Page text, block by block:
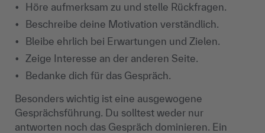
Höre aufmerksam zu und stelle Rückfragen.
Beschreibe deine Motivation verständlich.
Bleibe ehrlich bei Erwartungen und Zielen.
Zeige Interesse an der anderen Seite.
Bedanke dich für das Gespräch.
Besonders wichtig ist eine ausgewogene
Gesprächsführung. Du solltest weder nur
antworten noch das Gespräch dominieren. Ein